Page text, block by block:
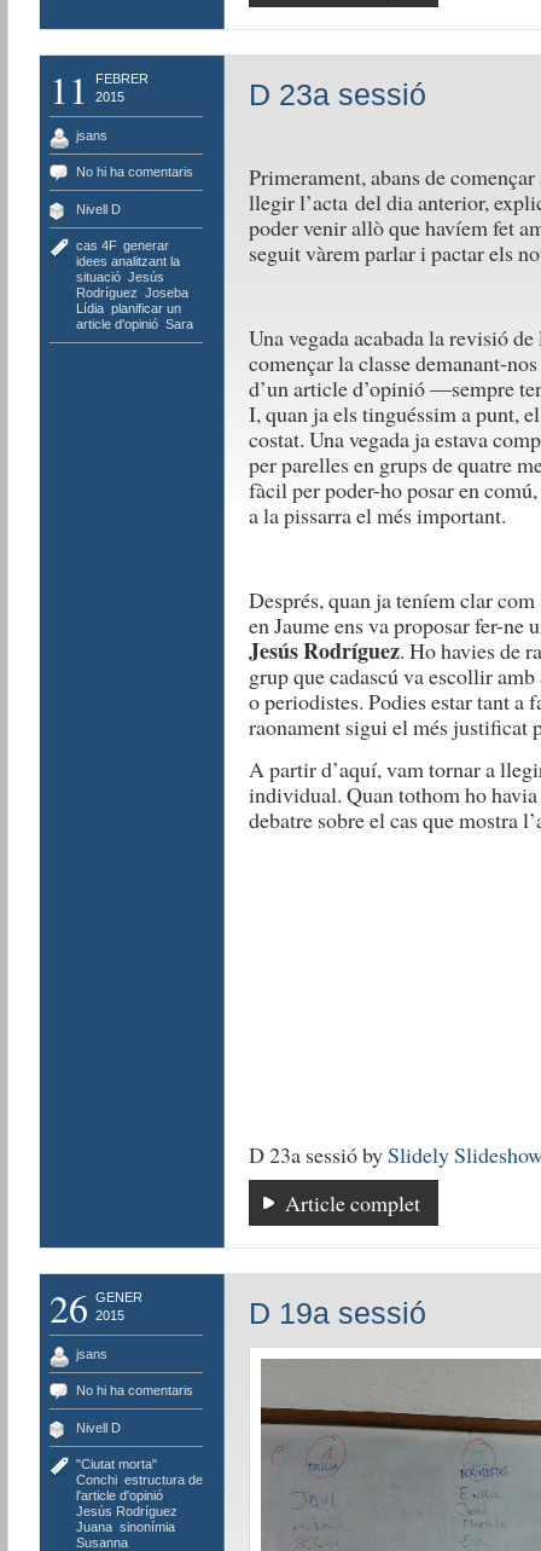
11
FEBRER
2015
jsans
No hi ha comentaris
Nivell D
cas 4F, generar
idees analitzant la
situació, Jesús
Rodríguez Joseba,
Lídia, planificar un
article d'opinió, Sara
D 23a sessió
Primerament, abans de
llegir l’acta del dia anterior,
poder venir allò que havíem fet
seguit vàrem parlar i pactar els
Una vegada acabada la revisió
començar la classe demanant-
d’un article d’opinió —sempre
I, quan ja els tinguéssim a punt,
costat. Una vegada ja estava
per parelles en grups de quatre
fàcil per poder-ho posar en
a la pissarra el més important.
Després, quan ja teníem clar
en Jaume ens va proposar fer-
Jesús Rodríguez. Ho havies de
grup que cadascú va escollir
o periodistes. Podies estar tant a
raonament sigui el més justificat
A partir d’aquí, vam tornar a
individual. Quan tothom ho
debatre sobre el cas que mostra
D 23a sessió bySlidely
Article complet
26 GENER
2015
jsans
No hi ha comentaris
Nivell D
"Ciutat morta",
Conchi, estructura de
l'article d'opinió,
Jesús Rodríguez
Juana, sinonímia,
Susanna
D 19a sessió